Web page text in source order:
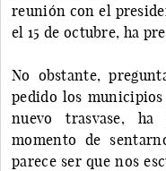
reunión con el
el 15 de octubre, ha
No obstante,
pedido los
nuevo trasvase,
momento de
parece ser que nos